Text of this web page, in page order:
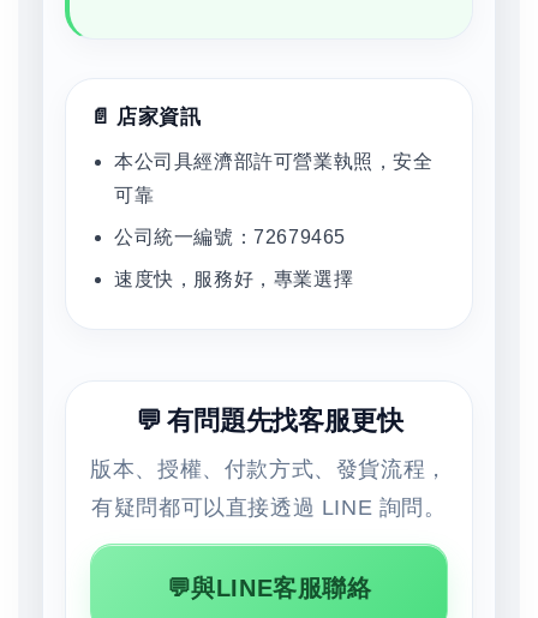
📄 店家資訊
本公司具經濟部許可營業執照，安全
可靠
公司統一編號：72679465
速度快，服務好，專業選擇
💬 有問題先找客服更快
版本、授權、付款方式、發貨流程，
有疑問都可以直接透過 LINE 詢問。
💬與LINE客服聯絡